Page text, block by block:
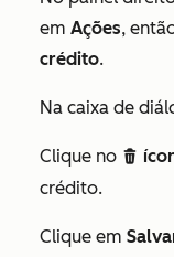
em Ações,
crédito.
Na caixa de
Clique no delete
crédito.
Clique em